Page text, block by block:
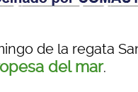
de la regata
del mar.